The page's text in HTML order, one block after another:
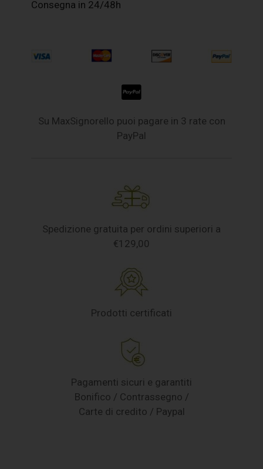
Consegna in 24/48h
Su MaxSignorello puoi pagare in 3 rate con
PayPal
Spedizione gratuita per ordini superiori a
€129,00
Prodotti certificati
Pagamenti sicuri e garantiti
Bonifico / Contrassegno /
Carte di credito / Paypal